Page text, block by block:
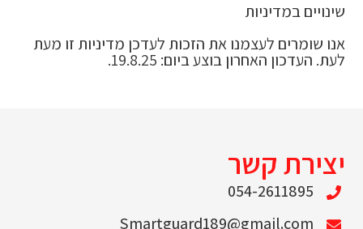
שינויים במדיניות
אנו שומרים לעצמנו את הזכות לעדכן מדיניות זו מעת
לעת. העדכון האחרון בוצע ביום: 19.8.25.
יצירת קשר
054-2611895
Smartguard189@gmail.com